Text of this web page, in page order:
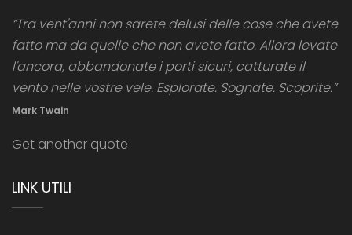
“Tra vent'anni non sarete delusi delle cose che avete
fatto ma da quelle che non avete fatto. Allora levate
l'ancora, abbandonate i porti sicuri, catturate il
vento nelle vostre vele. Esplorate. Sognate. Scoprite.”
Mark Twain
Get another quote
LINK UTILI